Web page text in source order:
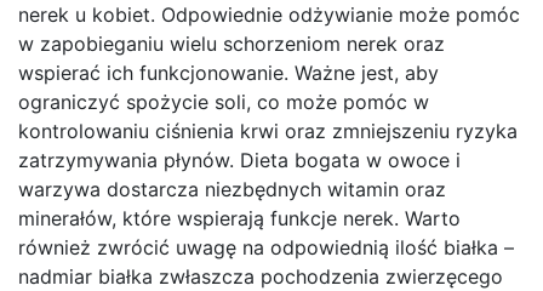
nerek u kobiet. Odpowiednie odżywianie może pomóc
w zapobieganiu wielu schorzeniom nerek oraz
wspierać ich funkcjonowanie. Ważne jest, aby
ograniczyć spożycie soli, co może pomóc w
kontrolowaniu ciśnienia krwi oraz zmniejszeniu ryzyka
zatrzymywania płynów. Dieta bogata w owoce i
warzywa dostarcza niezbędnych witamin oraz
minerałów, które wspierają funkcje nerek. Warto
również zwrócić uwagę na odpowiednią ilość białka –
nadmiar białka zwłaszcza pochodzenia zwierzęcego